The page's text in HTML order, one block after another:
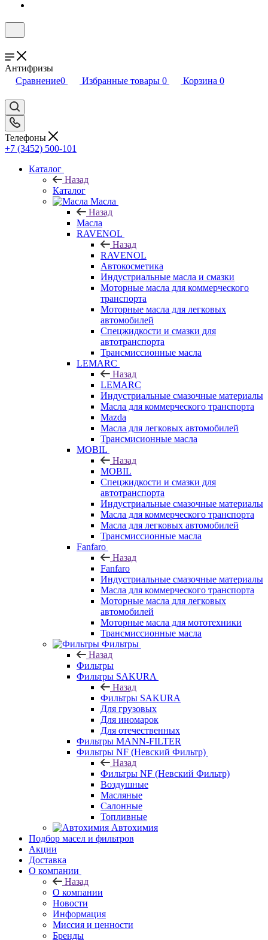
Антифризы
Сравнение0 Избранные товары 0 Корзина 0
Телефоны
+7 (3452) 500-101
Каталог
Назад
Каталог
Масла
Назад
Масла
RAVENOL
Назад
RAVENOL
Автокосметика
Индустриальные масла и смазки
Моторные масла для коммерческого
транспорта
Моторные масла для легковых
автомобилей
Спецжидкости и смазки для
автотранспорта
Трансмиссионные масла
LEMARC
Назад
LEMARC
Индустриальные смазочные материалы
Масла для коммерческого транспорта
Mazda
Масла для легковых автомобилей
Трансмисионные масла
MOBIL
Назад
MOBIL
Cпецжидкости и смазки для
автотранспорта
Индустриальные смазочные материалы
Масла для коммерческого транспорта
Масла для легковых автомобилей
Трансмиссионные масла
Fanfaro
Назад
Fanfaro
Индустриальные смазочные материалы
Масла для коммерческого транспорта
Моторные масла для легковых
автомобилей
Моторные масла для мототехники
Трансмиссионные масла
Фильтры
Назад
Фильтры
Фильтры SAKURA
Назад
Фильтры SAKURA
Для грузовых
Для иномарок
Для отечественных
Фильтры MANN-FILTER
Фильтры NF (Невский Фильтр)
Назад
Фильтры NF (Невский Фильтр)
Воздушные
Масляные
Салонные
Топливные
Автохимия
Подбор масел и фильтров
Акции
Доставка
О компании
Назад
О компании
Новости
Информация
Миссия и ценности
Бренды